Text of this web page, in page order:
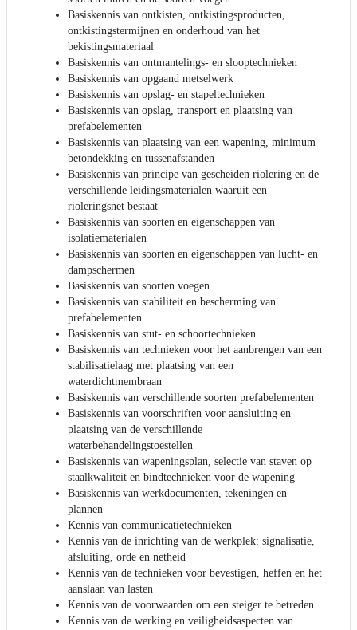
Basiskennis van ontkisten, ontkistingsproducten,
ontkistingstermijnen en onderhoud van het
bekistingsmateriaal
Basiskennis van ontmantelings- en slooptechnieken
Basiskennis van opgaand metselwerk
Basiskennis van opslag- en stapeltechnieken
Basiskennis van opslag, transport en plaatsing van
prefabelementen
Basiskennis van plaatsing van een wapening, minimum
betondekking en tussenafstanden
Basiskennis van principe van gescheiden riolering en de
verschillende leidingsmaterialen waaruit een
rioleringsnet bestaat
Basiskennis van soorten en eigenschappen van
isolatiematerialen
Basiskennis van soorten en eigenschappen van lucht- en
dampschermen
Basiskennis van soorten voegen
Basiskennis van stabiliteit en bescherming van
prefabelementen
Basiskennis van stut- en schoortechnieken
Basiskennis van technieken voor het aanbrengen van een
stabilisatielaag met plaatsing van een
waterdichtmembraan
Basiskennis van verschillende soorten prefabelementen
Basiskennis van voorschriften voor aansluiting en
plaatsing van de verschillende
waterbehandelingstoestellen
Basiskennis van wapeningsplan, selectie van staven op
staalkwaliteit en bindtechnieken voor de wapening
Basiskennis van werkdocumenten, tekeningen en
plannen
Kennis van communicatietechnieken
Kennis van de inrichting van de werkplek: signalisatie,
afsluiting, orde en netheid
Kennis van de technieken voor bevestigen, heffen en het
aanslaan van lasten
Kennis van de voorwaarden om een steiger te betreden
Kennis van de werking en veiligheidsaspecten van